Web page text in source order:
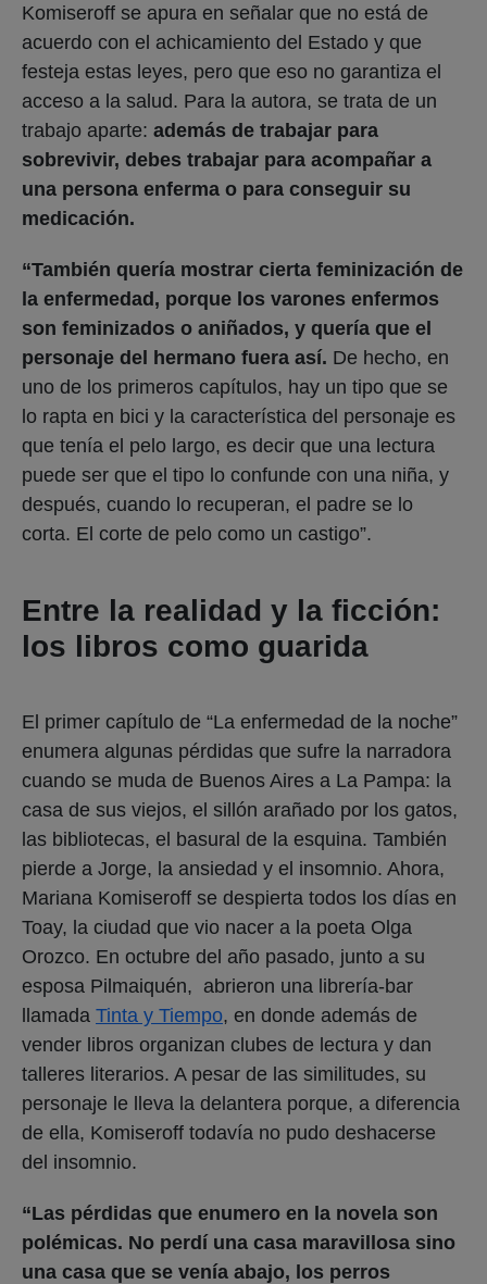
Komiseroff se apura en señalar que no está de
acuerdo con el achicamiento del Estado y que
festeja estas leyes, pero que eso no garantiza el
acceso a la salud. Para la autora, se trata de un
trabajo aparte: además de trabajar para
sobrevivir, debes trabajar para acompañar a
una persona enferma o para conseguir su
medicación.
“También quería mostrar cierta feminización de
la enfermedad, porque los varones enfermos
son feminizados o aniñados, y quería que el
personaje del hermano fuera así. De hecho, en
uno de los primeros capítulos, hay un tipo que se
lo rapta en bici y la característica del personaje es
que tenía el pelo largo, es decir que una lectura
puede ser que el tipo lo confunde con una niña, y
después, cuando lo recuperan, el padre se lo
corta. El corte de pelo como un castigo”.
Entre la realidad y la ficción:
los libros como guarida
El primer capítulo de “La enfermedad de la noche”
enumera algunas pérdidas que sufre la narradora
cuando se muda de Buenos Aires a La Pampa: la
casa de sus viejos, el sillón arañado por los gatos,
las bibliotecas, el basural de la esquina. También
pierde a Jorge, la ansiedad y el insomnio. Ahora,
Mariana Komiseroff se despierta todos los días en
Toay, la ciudad que vio nacer a la poeta Olga
Orozco. En octubre del año pasado, junto a su
esposa Pilmaiquén, abrieron una librería-bar
llamada Tinta y Tiempo, en donde además de
vender libros organizan clubes de lectura y dan
talleres literarios. A pesar de las similitudes, su
personaje le lleva la delantera porque, a diferencia
de ella, Komiseroff todavía no pudo deshacerse
del insomnio.
“Las pérdidas que enumero en la novela son
polémicas. No perdí una casa maravillosa sino
una casa que se venía abajo, los perros